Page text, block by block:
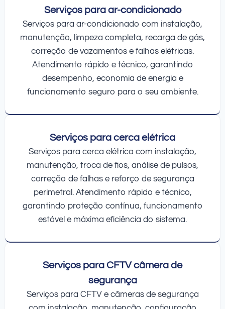
Serviços para ar-condicionado
Serviços para ar-condicionado com instalação,
manutenção, limpeza completa, recarga de gás,
correção de vazamentos e falhas elétricas.
Atendimento rápido e técnico, garantindo
desempenho, economia de energia e
funcionamento seguro para o seu ambiente.
Serviços para cerca elétrica
Serviços para cerca elétrica com instalação,
manutenção, troca de fios, análise de pulsos,
correção de falhas e reforço de segurança
perimetral. Atendimento rápido e técnico,
garantindo proteção contínua, funcionamento
estável e máxima eficiência do sistema.
Serviços para CFTV câmera de
segurança
Serviços para CFTV e câmeras de segurança